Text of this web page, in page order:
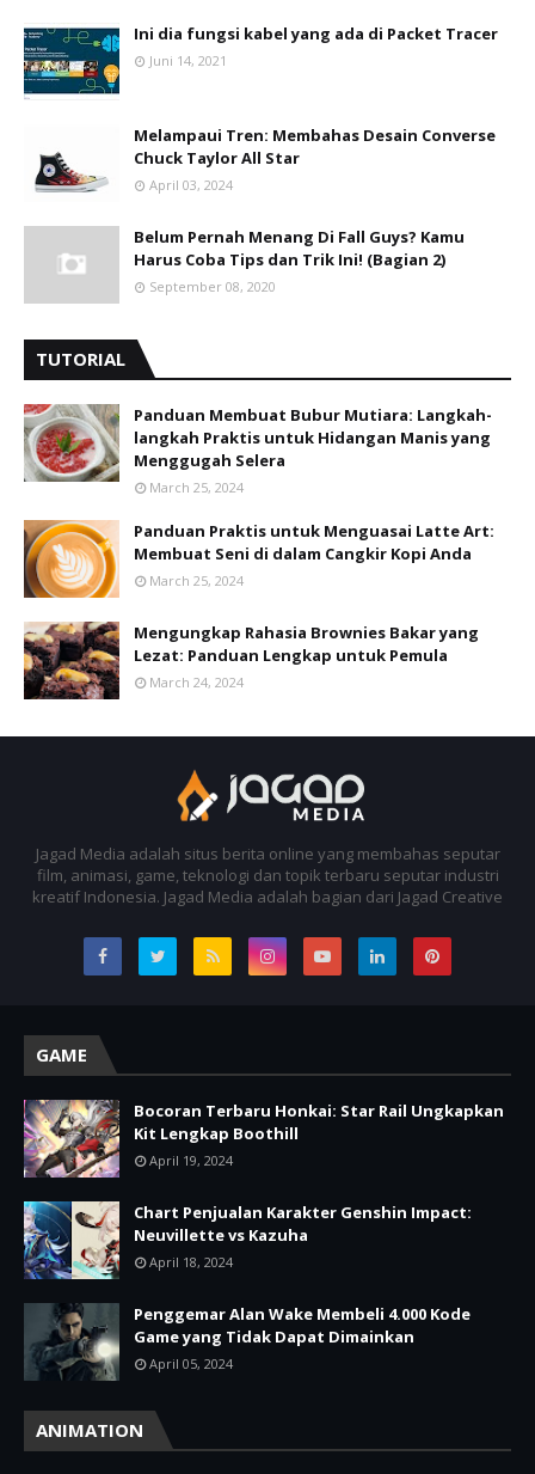
Ini dia fungsi kabel yang ada di Packet Tracer
Juni 14, 2021
Melampaui Tren: Membahas Desain Converse
Chuck Taylor All Star
April 03, 2024
Belum Pernah Menang Di Fall Guys? Kamu
Harus Coba Tips dan Trik Ini! (Bagian 2)
September 08, 2020
TUTORIAL
Panduan Membuat Bubur Mutiara: Langkah-
langkah Praktis untuk Hidangan Manis yang
Menggugah Selera
March 25, 2024
Panduan Praktis untuk Menguasai Latte Art:
Membuat Seni di dalam Cangkir Kopi Anda
March 25, 2024
Mengungkap Rahasia Brownies Bakar yang
Lezat: Panduan Lengkap untuk Pemula
March 24, 2024
Jagad Media adalah situs berita online yang membahas seputar
film, animasi, game, teknologi dan topik terbaru seputar industri
kreatif Indonesia. Jagad Media adalah bagian dari Jagad Creative
GAME
Bocoran Terbaru Honkai: Star Rail Ungkapkan
Kit Lengkap Boothill
April 19, 2024
Chart Penjualan Karakter Genshin Impact:
Neuvillette vs Kazuha
April 18, 2024
Penggemar Alan Wake Membeli 4.000 Kode
Game yang Tidak Dapat Dimainkan
April 05, 2024
ANIMATION